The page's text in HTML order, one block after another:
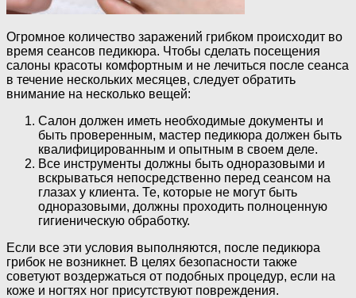
Огромное количество заражений грибком происходит во
время сеансов педикюра. Чтобы сделать посещения
салоны красоты комфортным и не лечиться после сеанса
в течение нескольких месяцев, следует обратить
внимание на несколько вещей:
Салон должен иметь необходимые документы и
быть проверенным, мастер педикюра должен быть
квалифицированным и опытным в своем деле.
Все инструменты должны быть одноразовыми и
вскрываться непосредственно перед сеансом на
глазах у клиента. Те, которые не могут быть
одноразовыми, должны проходить полноценную
гигиеническую обработку.
Если все эти условия выполняются, после педикюра
грибок не возникнет. В целях безопасности также
советуют воздержаться от подобных процедур, если на
коже и ногтях ног присутствуют повреждения.